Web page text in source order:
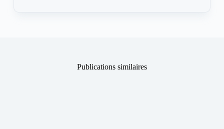
Publications similaires